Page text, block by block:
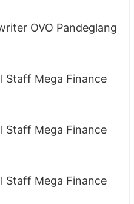
OVO Pandeglang
Staff Mega Finance
Staff Mega Finance
Staff Mega Finance